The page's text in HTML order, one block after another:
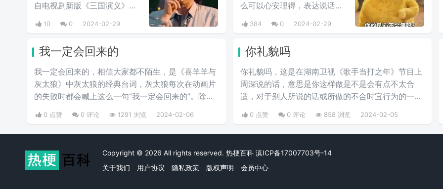
给chikawa配上这类文字，两
者融合后意外爆火，表情包泛
自电视剧新版《三国演义》中
份剪辑在一起，形成较大反
差，鬼畜视频收到很多人的喜
爱，由于这个背景音乐很上
头，引起很多抖友跟风。
10 0 2024-02-29
么可以心安理得，表达说话人
意思。网络上主要用于吐槽别
人不会内疚吗，来源于热图鹦
鹉兄弟表情包，火于知乎，该
词也被《咬文嚼字》评为2017
年度十大流行语之一，现在多
用于聊天中的表情包。
384 0 2024-02-29
我一定会回来的
我一定会回来的，相信大家都不陌生，是《喜羊羊与
灰太狼》中灰太狼的经典台词，灰太狼每次在动画片
的失败时都会喊上这么一句“我一定会回来的”。除了
0 点赞 0 评论 1291 浏览 2024-02-06
你礼貌吗
你礼貌吗，这‌‌‌‌‌‌‌‌是在湖南卫视《歌手当打之年》节目上
周深说的话，意思是你这样做是不是会有点不太合
适，对于别人所说的话或所做的不合时宜行为的一种
做行为有唐突，不合时宜的回应。现多被用作表情
包。
0 点赞 0 评论 858 浏览 2024-02-05
Copyright © 2026 All rights reserved. 热梗百科 滇ICP备17007703号-14
关于我们
用户协议 隐私政策 版权声明 会员中心